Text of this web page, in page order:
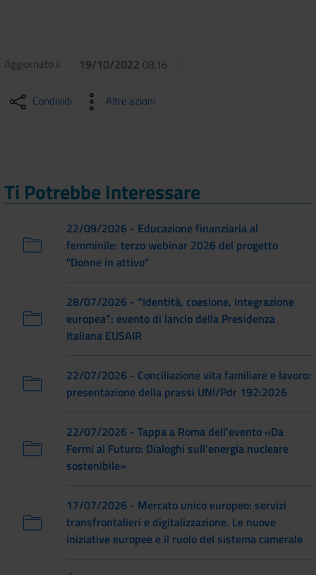
Aggiornato il 19/10/2022 08:16
Condividi Altre azioni
Ti Potrebbe Interessare
22/09/2026 - Educazione finanziaria al
femminile: terzo webinar 2026 del progetto
"Donne in attivo"
28/07/2026 - “Identità, coesione, integrazione
europea”: evento di lancio della Presidenza
Italiana EUSAIR
22/07/2026 - Conciliazione vita familiare e lavoro:
presentazione della prassi UNI/Pdr 192:2026
22/07/2026 - Tappa a Roma dell'evento «Da
Fermi al Futuro: Dialoghi sull'energia nucleare
sostenibile»
17/07/2026 - Mercato unico europeo: servizi
transfrontalieri e digitalizzazione. Le nuove
iniziative europee e il ruolo del sistema camerale